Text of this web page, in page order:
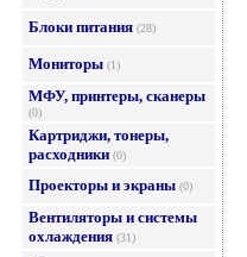
Блоки питания (28)
Мониторы (1)
МФУ, принтеры, сканеры
(0)
Картриджи, тонеры,
расходники (0)
Проекторы и экраны (0)
Вентиляторы и системы
охлаждения (31)